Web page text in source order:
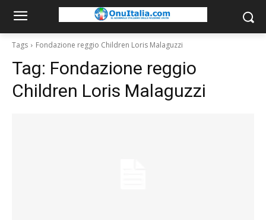
Tags Fondazione reggio Children Loris Malaguzzi
Tag: Fondazione reggio
Children Loris Malaguzzi